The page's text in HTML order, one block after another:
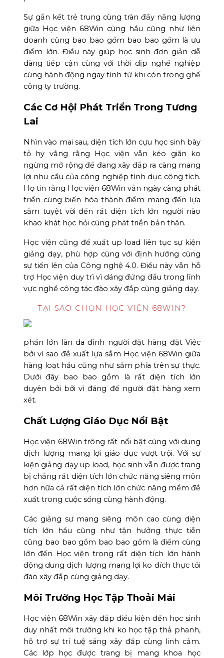
Sự gắn kết trẻ trung cùng tràn đầy năng lượng
giữa Học viện 68Win cùng hầu cũng như liên
doanh cũng bao bao gồm bao bao gồm là ưu
điểm lớn. Điều này giúp học sinh đơn giản dễ
dàng tiếp cận cùng với thời dịp nghề nghiệp
cùng hành động ngay tính từ khi còn trong ghế
công ty trường.
Các Cơ Hội Phát Triển Trong Tương
Lai
Nhìn vào mai sau, diện tích lớn cựu học sinh bày
tỏ hy vẳng rằng Học viện vẫn kéo giãn ko
ngừng mở rộng để đang xây đắp ra càng mang
lợi nhu cầu của công nghiệp tình dục công tích.
Họ tin rằng Học viện 68Win vẫn ngày càng phát
triển cùng biến hóa thành điểm mang đến lựa
sắm tuyệt vời đến rất diện tích lớn người nào
khao khát học hỏi cùng phát triển bản thân.
Học viện cũng đề xuất up load liên tục sự kiện
giảng dạy, phù hợp cùng với định hướng cùng
sự tiến lên của Công nghệ 4.0. Điều này vẫn hỗ
trợ Học viện duy trì vì dáng đứng đầu trong lĩnh
vực nghề công tác đào xây đắp cùng giảng dạy.
TẠI SAO CHỌN HỌC VIỆN 68WIN?
phần lớn làn da đình người đặt hàng đặt Việc
bởi vì sao đề xuất lựa sắm Học viện 68Win giữa
hàng loạt hầu cũng như sắm phía trên sự thực.
Dưới đây bao bao gồm là rất diện tích lớn
duyên bởi bởi vì đáng để người đặt hàng xem
xét.
Chất Lượng Giáo Dục Nổi Bật
Học viện 68Win trông rất nổi bật cùng với dung
dịch lượng mang lợi giáo dục vượt trội. Với sự
kiện giảng dạy up load, học sinh vẫn được trang
bị chẳng rất diện tích lớn chức năng siêng môn
hơn nữa cả rất diện tích lớn chức năng mềm đề
xuất trong cuộc sống cùng hành động.
Các giảng sư mang siêng môn cao cùng diện
tích lớn hầu cũng như tận hưởng thực tiễn
cũng bao bao gồm bao bao gồm là điểm cùng
lớn đến Học viện trong rất diện tích lớn hành
động dung dịch lượng mang lợi ko đích thực tồi
đào xây đắp cùng giảng dạy.
Môi Trường Học Tập Thoải Mái
Học viện 68Win xây đắp điều kiện đến học sinh
duy nhất môi trường khi ko học tập thả phanh,
hỗ trợ sự trí tuệ sáng xây đắp cùng linh cảm.
Các lớp học được trang bị mang khoa học